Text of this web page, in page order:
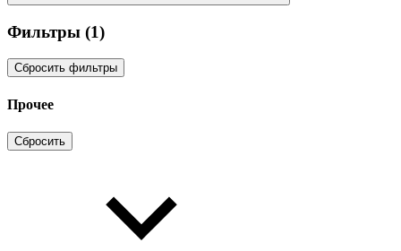
Фильтры (1)
Сбросить фильтры
Прочее
Сбросить